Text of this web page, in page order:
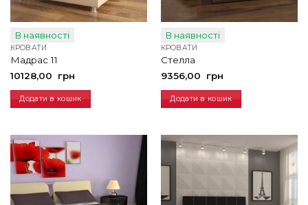
В наявності
КРОВАТИ
Мадрас 11
10128,00
грн
Додати в кошик
В наявності
КРОВАТИ
Стелла
9356,00
грн
Додати в кошик